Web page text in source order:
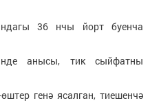
36 нчы йорт буенча
анысы, тик сыйфатны
генә ясалган, тиешенчә